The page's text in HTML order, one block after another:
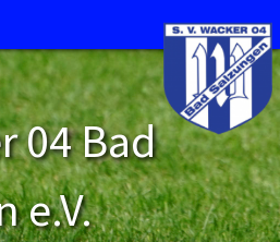
04 Bad
e.V.